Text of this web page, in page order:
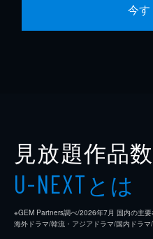
今
見放題作品数
U-NEXTとは
※GEM Partners調べ/2026年7⽉ 国内の主
海外ドラマ/韓流・アジアドラマ/国内ドラマ